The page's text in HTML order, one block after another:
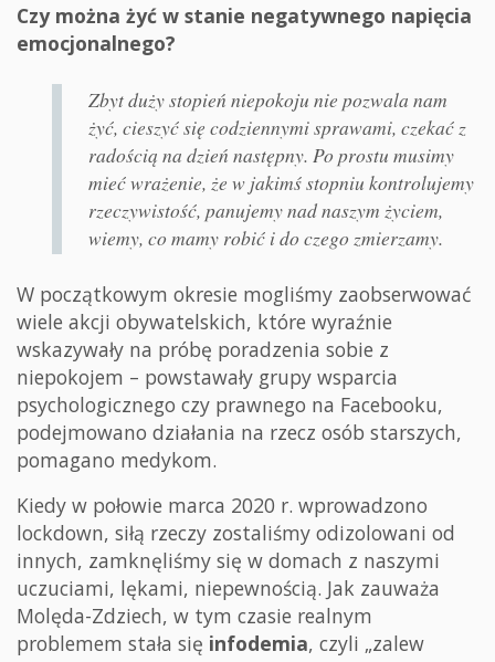
Czy można żyć w stanie negatywnego napięcia
emocjonalnego?
Zbyt duży stopień niepokoju nie pozwala nam
żyć, cieszyć się codziennymi sprawami, czekać z
radością na dzień następny. Po prostu musimy
mieć wrażenie, że w jakimś stopniu kontrolujemy
rzeczywistość, panujemy nad naszym życiem,
wiemy, co mamy robić i do czego zmierzamy.
W początkowym okresie mogliśmy zaobserwować
wiele akcji obywatelskich, które wyraźnie
wskazywały na próbę poradzenia sobie z
niepokojem – powstawały grupy wsparcia
psychologicznego czy prawnego na Facebooku,
podejmowano działania na rzecz osób starszych,
pomagano medykom.
Kiedy w połowie marca 2020 r. wprowadzono
lockdown, siłą rzeczy zostaliśmy odizolowani od
innych, zamknęliśmy się w domach z naszymi
uczuciami, lękami, niepewnością. Jak zauważa
Molęda-Zdziech, w tym czasie realnym
problemem stała się infodemia, czyli „zalew